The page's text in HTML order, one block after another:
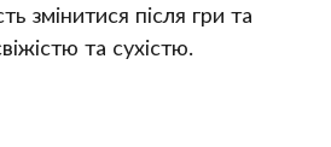
змінитися після гри та
та сухістю.